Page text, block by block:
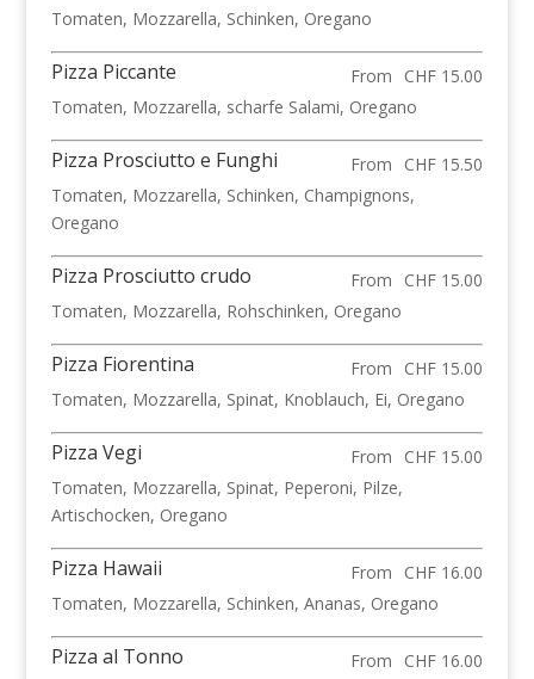
Tomaten, Mozzarella, Schinken, Oregano
Pizza Piccante From
CHF 15.00
Tomaten, Mozzarella, scharfe Salami, Oregano
Pizza Prosciutto e Funghi From
CHF 15.50
Tomaten, Mozzarella, Schinken, Champignons,
Oregano
Pizza Prosciutto crudo From
CHF 15.00
Tomaten, Mozzarella, Rohschinken, Oregano
Pizza Fiorentina From
CHF 15.00
Tomaten, Mozzarella, Spinat, Knoblauch, Ei, Oregano
Pizza Vegi From
CHF 15.00
Tomaten, Mozzarella, Spinat, Peperoni, Pilze,
Artischocken, Oregano
Pizza Hawaii From
CHF 16.00
Tomaten, Mozzarella, Schinken, Ananas, Oregano
Pizza al Tonno From
CHF 16.00